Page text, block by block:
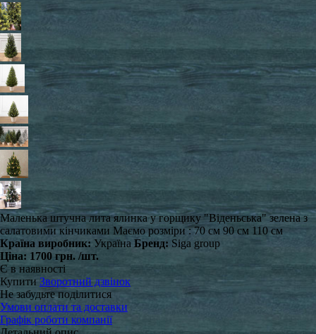
Маленька штучна лита ялинка у горщику "Віденьська" зелена з
салатовими кінчиками Маємо розміри : 70 см 90 см 110 см
Країна виробник: Україна Бренд: Siga group
Ціна: 1700 грн. /шт.
Є в наявності
Купити Зворотний дзвінок
Не забудьте поділитися
Умови оплати та доставки
Графік роботи компанії